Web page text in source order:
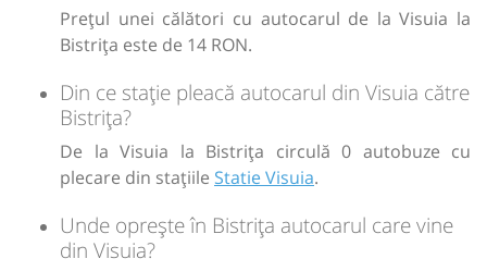
Prețul unei călători cu autocarul de la Visuia la
Bistrița este de 14 RON.
Din ce stație pleacă autocarul din Visuia către
Bistrița?
De la Visuia la Bistrița circulă 0 autobuze cu
plecare din stațiile Statie Visuia.
Unde oprește în Bistrița autocarul care vine
din Visuia?